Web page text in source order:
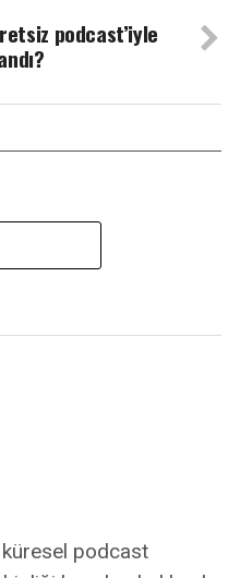
podcast’iyle
küresel podcast